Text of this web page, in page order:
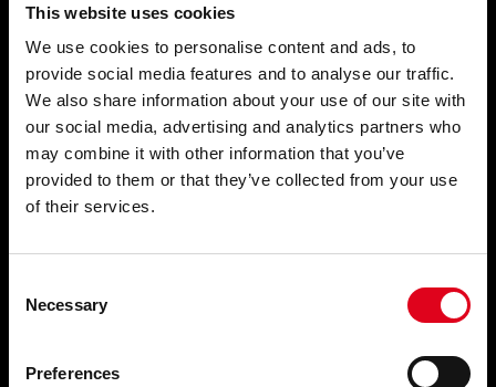
This website uses cookies
We use cookies to personalise content and ads, to
provide social media features and to analyse our traffic.
We also share information about your use of our site with
our social media, advertising and analytics partners who
may combine it with other information that you’ve
provided to them or that they’ve collected from your use
of their services.
Selection
Necessary
Preferences
De dimecres a dissabte, d’11 a 21:30 h
Tancat del 23 de juliol al 8 de setembre
Consulta els horaris especials
HORARI DEL BAR
De dimecres a divendres de 17 a 22 h.
Dissabte: d’11 a 22 h.
Diumenge: d’11 a 18 h.
fundacio@fundaciojoanbrossa.cat